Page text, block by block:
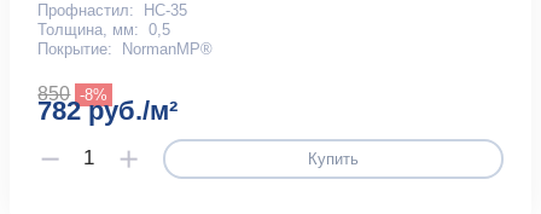
Профнастил:
НС-35
Толщина, мм: 0,5
Покрытие:
NormanMP®
850 -8%
782 руб./м²
Купить